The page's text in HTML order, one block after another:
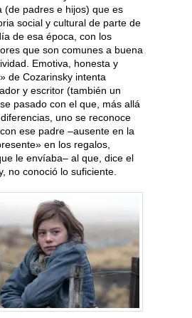
(de padres e hijos) que es
social y cultural de parte de
de esa época, con los
que son comunes a buena
Emotiva, honesta y
de Cozarinsky intenta
y escritor (también un
pasado con el que, más allá
uno se reconoce
ese padre –ausente en la
en los regalos,
le envíaba– al que, dice el
no conoció lo suficiente.